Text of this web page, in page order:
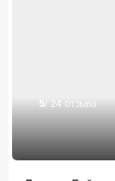
5/ 24 отзыва